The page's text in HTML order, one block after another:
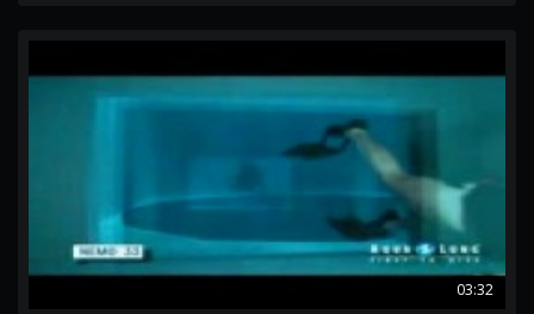
03:32